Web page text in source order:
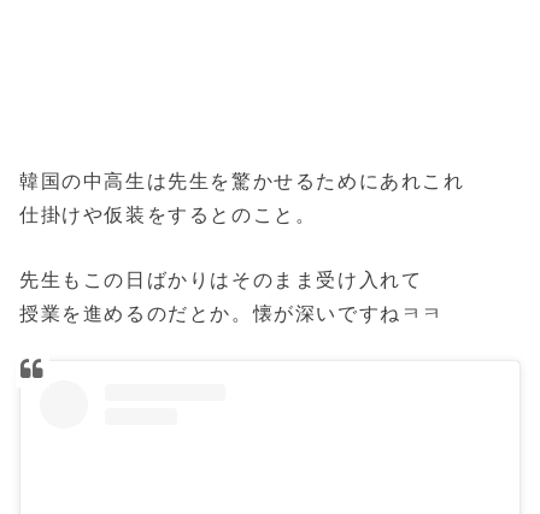
韓国の中高生は先生を驚かせるためにあれこれ
仕掛けや仮装をするとのこと。
先生もこの日ばかりはそのまま受け入れて
授業を進めるのだとか。懐が深いですねㅋㅋ